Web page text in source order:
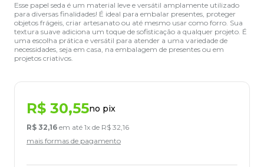
Esse papel seda é um material leve e versátil amplamente utilizado
para diversas finalidades! É ideal para embalar presentes, proteger
objetos frágeis, criar artesanato ou até mesmo usar como forro. Sua
textura suave adiciona um toque de sofisticação a qualquer projeto. É
uma escolha prática e versátil para atender a uma variedade de
necessidades, seja em casa, na embalagem de presentes ou em
projetos criativos.
R$ 30,55no pix
R$ 32,16 em até 1x de R$ 32,16
mais formas de pagamento